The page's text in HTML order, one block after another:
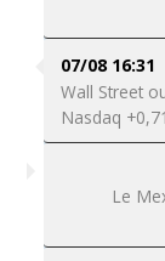
07/08 16:31
Wall Street
Nasdaq
Le